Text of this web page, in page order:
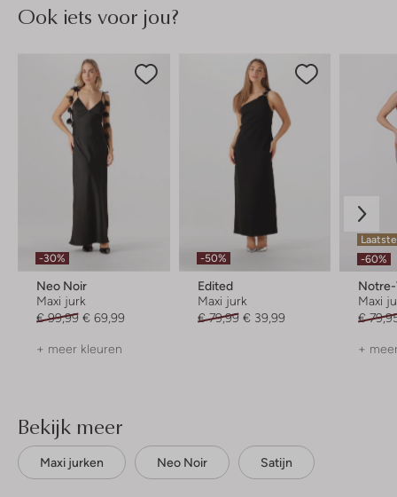
Ook iets voor jou?
-30%
Neo Noir
Maxi jurk
€ 99,99 € 69,99
+ meer kleuren
-50%
Edited
Maxi jurk
€ 79,99 € 39,99
-60%
Maxi
€
+
Bekijk meer
Maxi jurken Neo Noir Satijn